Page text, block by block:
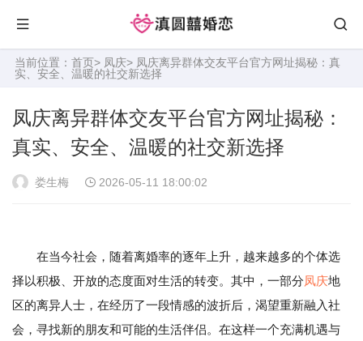
当前位置： 首页> 凤庆> 凤庆离异群体交友平台官方网址揭秘：真
实、安全、温暖的社交新选择
凤庆离异群体交友平台官方网址揭秘：
真实、安全、温暖的社交新选择
娄生梅 2026-05-11 18:00:02
在当今社会，随着离婚率的逐年上升，越来越多的个体选
择以积极、开放的态度面对生活的转变。其中，一部分凤庆地
区的离异人士，在经历了一段情感的波折后，渴望重新融入社
会，寻找新的朋友和可能的生活伴侣。在这样一个充满机遇与